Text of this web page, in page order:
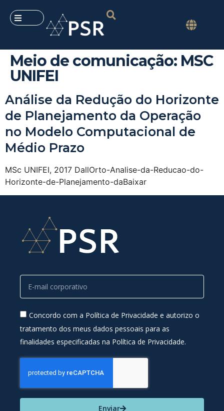
Meio de comunicação: MSC
UNIFEI
Análise da Redução do Horizonte
de Planejamento da Operação
no Modelo Computacional de
Médio Prazo
MSc UNIFEI, 2017 DallOrto-Analise-da-Reducao-do-
Horizonte-de-Planejamento-daBaixar
Concordo com a Política de Privacidade e autorizo o
tratamento dos meus dados pessoais para as
finalidades especificadas na Política de Privacidade.
Enviar